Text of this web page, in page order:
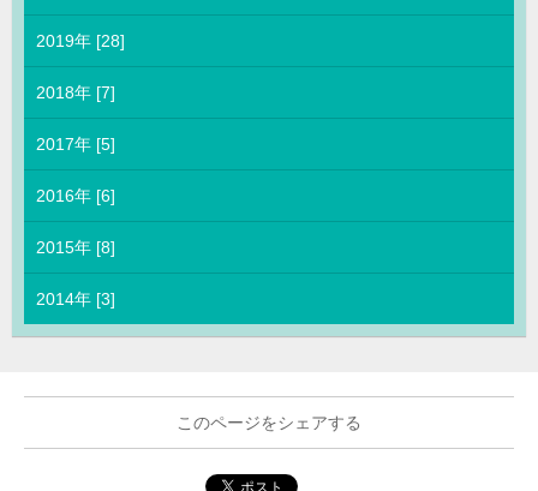
2019年 [28]
2018年 [7]
2017年 [5]
2016年 [6]
2015年 [8]
2014年 [3]
このページをシェアする